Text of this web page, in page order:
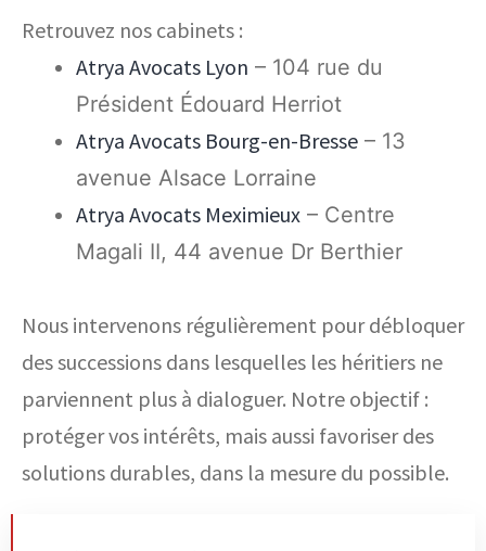
Retrouvez nos cabinets :
Atrya Avocats Lyon – 104 rue du
Président Édouard Herriot
Atrya Avocats Bourg-en-Bresse – 13
avenue Alsace Lorraine
Atrya Avocats Meximieux – Centre
Magali II, 44 avenue Dr Berthier
Nous intervenons régulièrement pour débloquer
des successions dans lesquelles les héritiers ne
parviennent plus à dialoguer. Notre objectif :
protéger vos intérêts, mais aussi favoriser des
solutions durables, dans la mesure du possible.